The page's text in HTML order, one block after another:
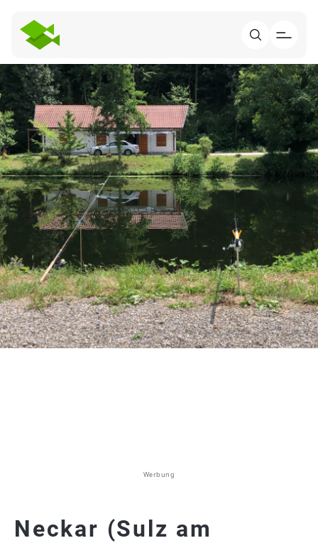
Werbung
Neckar (Sulz am